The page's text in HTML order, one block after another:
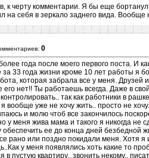
к черту комментарии. Я бы еще
на себя в зеркало заднего вида. Вообще
0
года после моего первого поста. И
33 года жизни кроме 10 лет работы я
которая забрала все у меня. Друзей и
нет!! Ты работаешь всегда. Даже в
так как работники в
вообще уже не хочу жить.. просто не
и молю чтоб все закончилось
у меня жива мама и такого я никогда не
обеспечить ее до конца дней безбедной
рано или поздно покидали меня. Хотя я
у меня появлялись хоть какие то
пустую квартиру.. звонить некому..